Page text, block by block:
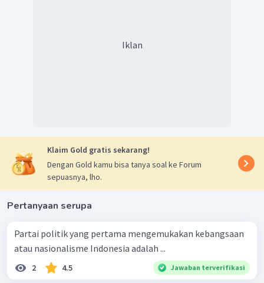
Iklan
Klaim Gold gratis sekarang!
Dengan Gold kamu bisa tanya soal ke Forum
sepuasnya, lho.
Pertanyaan serupa
Partai politik yang pertama mengemukakan kebangsaan
atau nasionalisme Indonesia adalah ...
2 4.5 Jawaban terverifikasi